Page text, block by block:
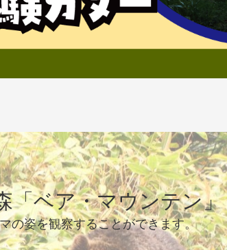
「ベア・マウンテン」
の姿を観察することができます。